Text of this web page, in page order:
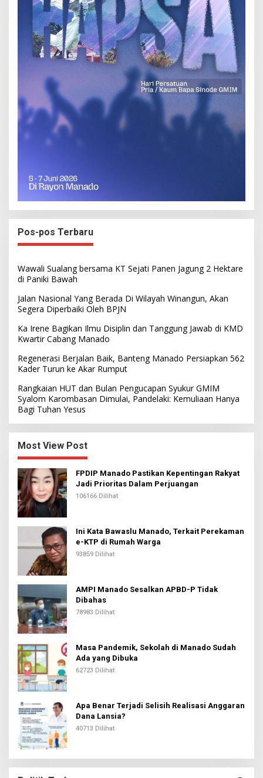
Pos-pos Terbaru
Wawali Sualang bersama KT Sejati Panen Jagung 2 Hektare
di Paniki Bawah
Jalan Nasional Yang Berada Di Wilayah Winangun, Akan
Segera Diperbaiki Oleh BPJN
Ka Irene Bagikan Ilmu Disiplin dan Tanggung Jawab di KMD
Kwartir Cabang Manado
Regenerasi Berjalan Baik, Banteng Manado Persiapkan 562
Kader Turun ke Akar Rumput
Rangkaian HUT dan Bulan Pengucapan Syukur GMIM
Syalom Karombasan Dimulai, Pandelaki: Kemuliaan Hanya
Bagi Tuhan Yesus
Most View Post
FPDIP Manado Pastikan Kepentingan Rakyat
Jadi Prioritas Dalam Perjuangan
106166 Dilihat
Ini Kata Bawaslu Manado, Terkait Perekaman
e-KTP di Rumah Warga
93859 Dilihat
AMPI Manado Sesalkan APBD-P Tidak
Dibahas
78983 Dilihat
Masa Pandemik, Sekolah di Manado Sudah
Ada yang Dibuka
62723 Dilihat
Apa Benar Terjadi Selisih Realisasi Anggaran
Dana Lansia?
40713 Dilihat